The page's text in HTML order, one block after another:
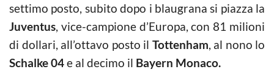
settimo posto, subito dopo i blaugrana si piazza la
Juventus, vice-campione d’Europa, con 81 milioni
di dollari, all’ottavo posto il Tottenham, al nono lo
Schalke 04e al decimo il Bayern Monaco.